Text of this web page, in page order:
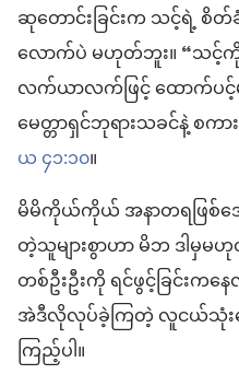
ဆုတောင်းခြင်းက သင့်ရဲ့ စိ
လောက်ပဲ မဟုတ်ဘူး။ “သင့်ကိုစ
လက်ယာလက်ဖြင့် ထောက်ပ
မေတ္တာရှင်ဘုရားသခင်နဲ့ စကာ
ယ ၄၁:၁၀။
မိမိကိုယ်ကိုယ် အနာတရဖြစ်အ
တဲ့သူများစွာဟာ မိဘ ဒါမှ
တစ်ဦးဦးကို ရင်ဖွင့်ခြင်းက
အဲဒီလိုလုပ်ခဲ့ကြတဲ့ လူငယ်သုံး
ကြည့်ပါ။